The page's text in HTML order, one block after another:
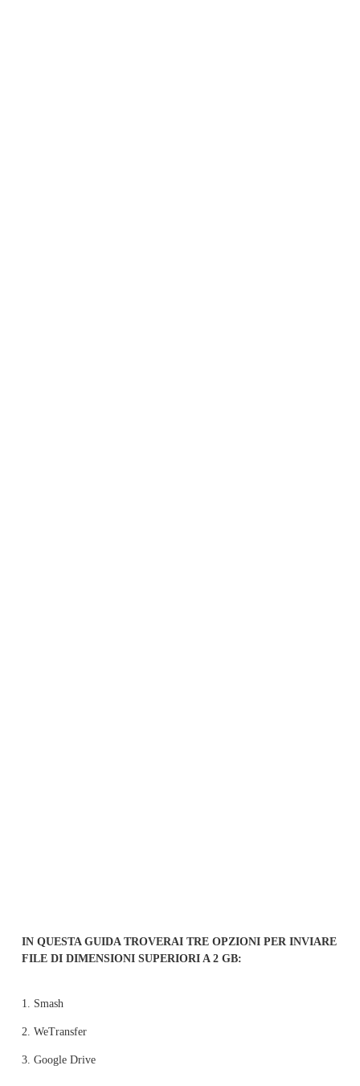
IN QUESTA GUIDA TROVERAI TRE OPZIONI PER INVIARE
FILE DI DIMENSIONI SUPERIORI A 2 GB:
1. Smash
2. WeTransfer
3. Google Drive